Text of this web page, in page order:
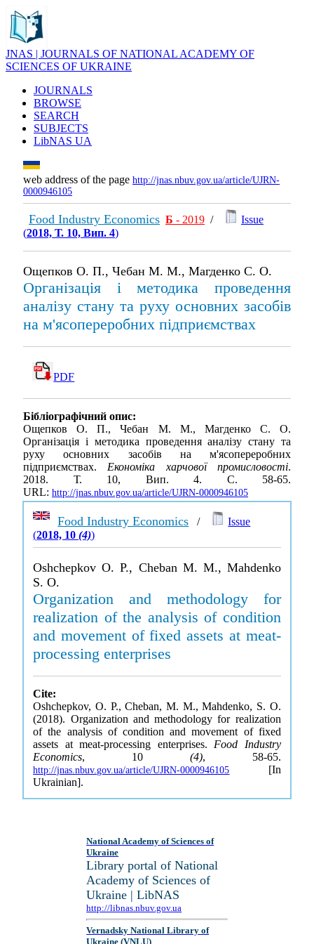
JNAS | JOURNALS OF NATIONAL ACADEMY OF
SCIENCES OF UKRAINE
JOURNALS
BROWSE
SEARCH
SUBJECTS
LibNAS UA
web address of the page http://jnas.nbuv.gov.ua/article/UJRN-
0000946105
Food Industry Economics Б - 2019 /
Issue
(2018, Т. 10, Вип. 4)
Ощепков О. П., Чебан М. М., Магденко С. О.
Організація і методика проведення
аналізу стану та руху основних засобів
на м'ясопереробних підприємствах
PDF
Бібліографічний опис:
Ощепков О. П., Чебан М. М., Магденко С. О.
Організація і методика проведення аналізу стану та
руху основних засобів на м'ясопереробних
підприємствах.Економіка харчової промисловості.
2018. Т. 10, Вип. 4. С. 58-65.
URL: http://jnas.nbuv.gov.ua/article/UJRN-0000946105
Food Industry Economics /
Issue
(2018, 10(4))
Oshchepkov O. P., Cheban M. M., Mahdenko
S. O.
Organization and methodology for
realization of the analysis of condition
and movement of fixed assets at meat-
processing enterprises
Cite:
Oshchepkov, O. P., Cheban, M. M., Mahdenko, S. O.
(2018). Organization and methodology for realization
of the analysis of condition and movement of fixed
assets at meat-processing enterprises. Food Industry
Economics, 10 (4), 58-65.
http://jnas.nbuv.gov.ua/article/UJRN-0000946105 [In
Ukrainian].
National Academy of Sciences of
Ukraine
Library portal of National
Academy of Sciences of
Ukraine | LibNAS
http://libnas.nbuv.gov.ua
Vernadsky National Library of
Ukraine (VNLU)